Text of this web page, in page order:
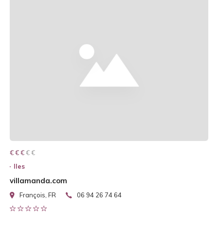
€ € € € €
€ € €
Iles
villamanda.com
François, FR 06 94 26 74 64